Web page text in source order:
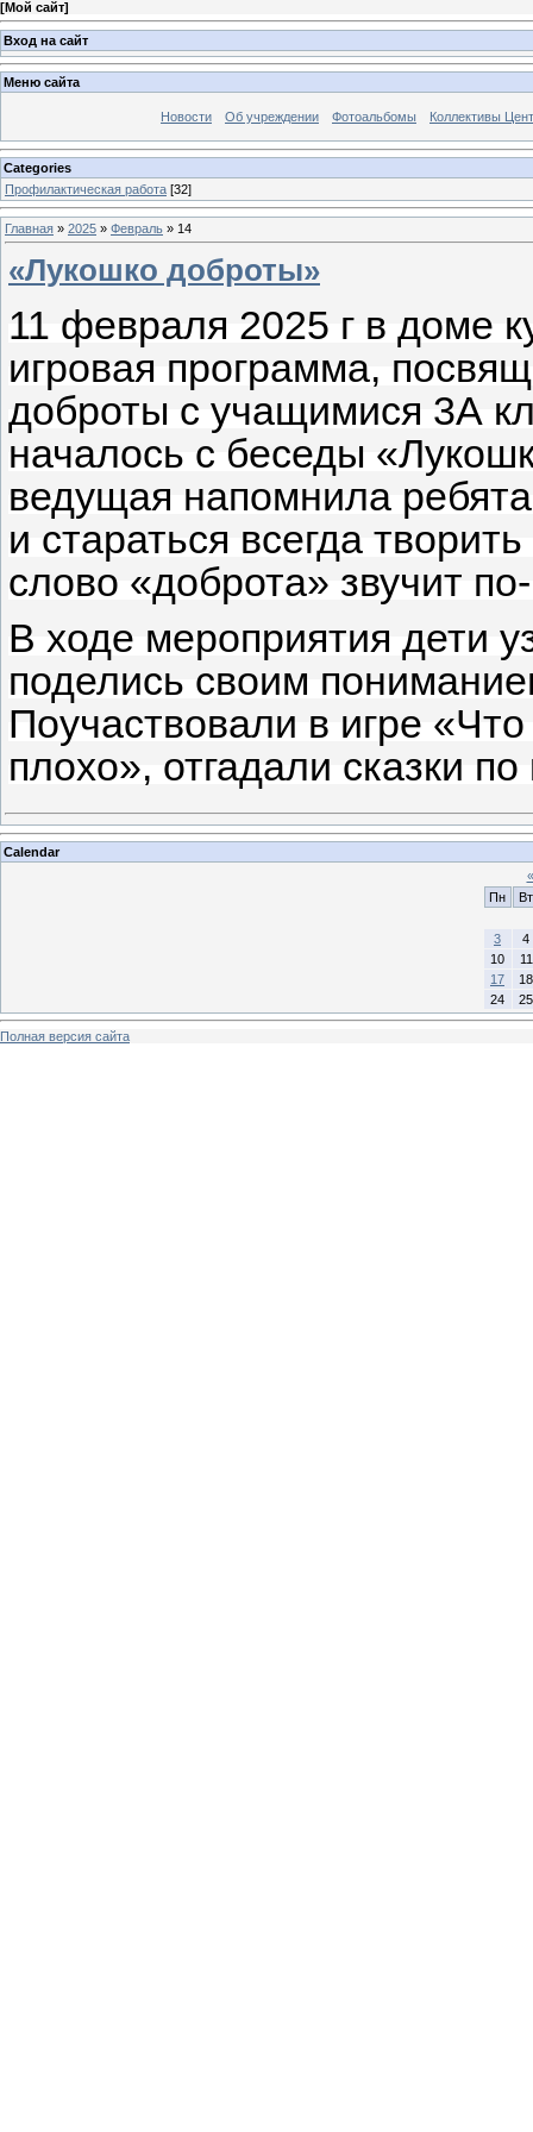
[Мой сайт]
Вход на сайт
Меню сайта
Новости Об учреждении Фотоальбомы Коллективы
Categories
Профилактическая работа [32]
Главная » 2025 » Февраль » 14
«Лукошко доброты»
11 февраля 2025 г в доме
игровая программа,
доброты с учащимися 3А
началось с беседы
ведущая напомнила
и стараться всегда
слово «доброта» звучит
В ходе мероприятия дети
поделись своим
Поучаствовали в игре
плохо», отгадали сказки
Calendar
«
Пн
Вт
3
4
10
11
17
18
24
25
Полная версия сайта